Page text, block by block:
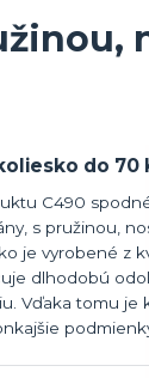
do 70
C490
s pružinou,
je vyrobené z
dlhodobú
Vďaka tomu je